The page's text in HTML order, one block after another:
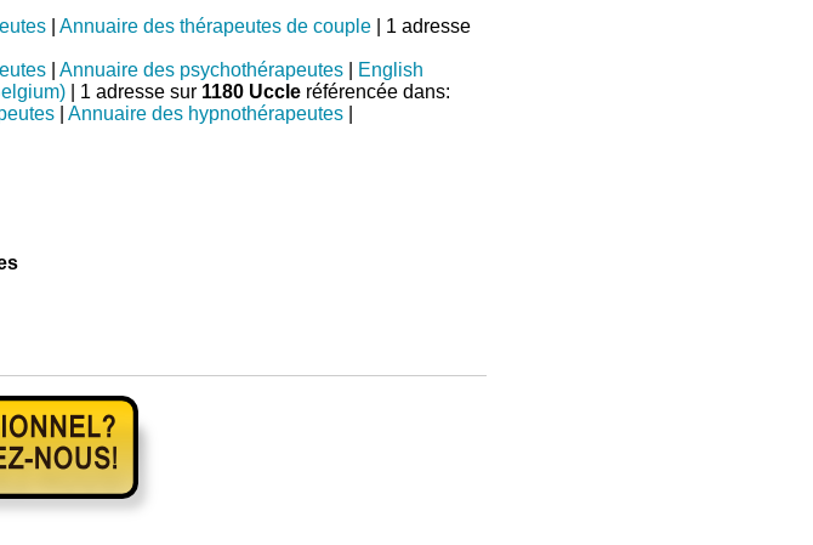
| Annuaire des thérapeutes de couple| 1 adresse
| Annuaire des psychothérapeutes|
English
| 1 adresse sur 1180 Uccleréférencée dans:
| Annuaire des hypnothérapeutes|